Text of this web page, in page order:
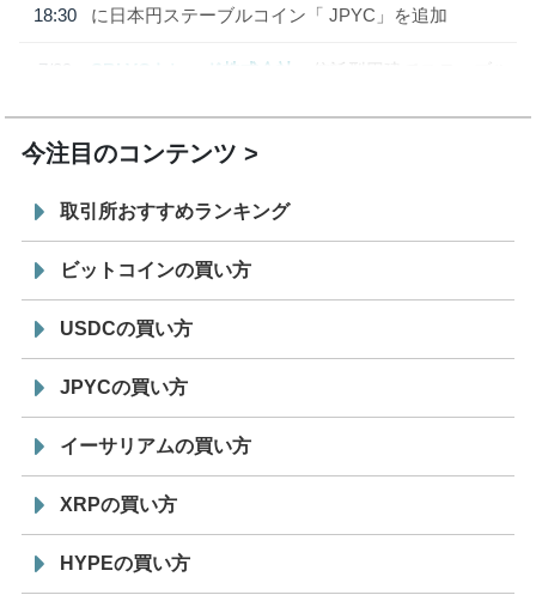
18:30 に日本円ステーブルコイン「 JPYC」を追加
7/29
SBI VCトレード株式会社
信託型円建てステーブル
今注目のコンテンツ
取引所おすすめランキング
ビットコインの買い方
USDCの買い方
JPYCの買い方
イーサリアムの買い方
XRPの買い方
HYPEの買い方